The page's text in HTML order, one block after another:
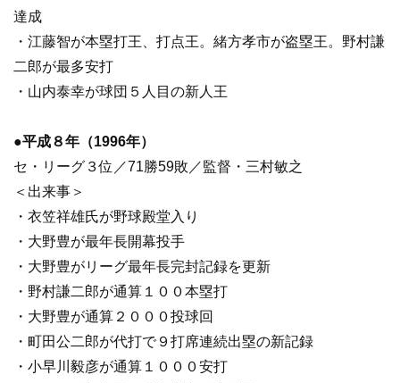
達成
・江藤智が本塁打王、打点王。緒方孝市が盗塁王。野村謙
二郎が最多安打
・山内泰幸が球団５人目の新人王
●平成８年（1996年）
セ・リーグ３位／71勝59敗／監督・三村敏之
＜出来事＞
・衣笠祥雄氏が野球殿堂入り
・大野豊が最年長開幕投手
・大野豊がリーグ最年長完封記録を更新
・野村謙二郎が通算１００本塁打
・大野豊が通算２０００投球回
・町田公二郎が代打で９打席連続出塁の新記録
・小早川毅彦が通算１０００安打